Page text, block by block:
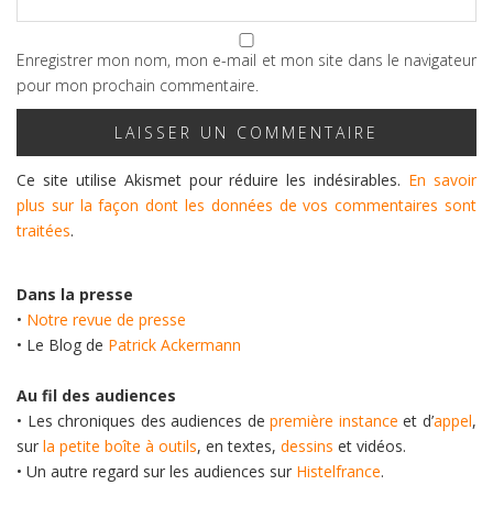
Enregistrer mon nom, mon e-mail et mon site dans le navigateur
pour mon prochain commentaire.
Ce site utilise Akismet pour réduire les indésirables. En savoir
plus sur la façon dont les données de vos commentaires sont
traitées.
Dans la presse
• Notre revue de presse
• Le Blog de Patrick Ackermann
Au fil des audiences
• Les chroniques des audiences depremière instance et d’appel,
sur la petite boîte à outils, en textes, dessins et vidéos.
• Un autre regard sur les audiences sur Histelfrance.